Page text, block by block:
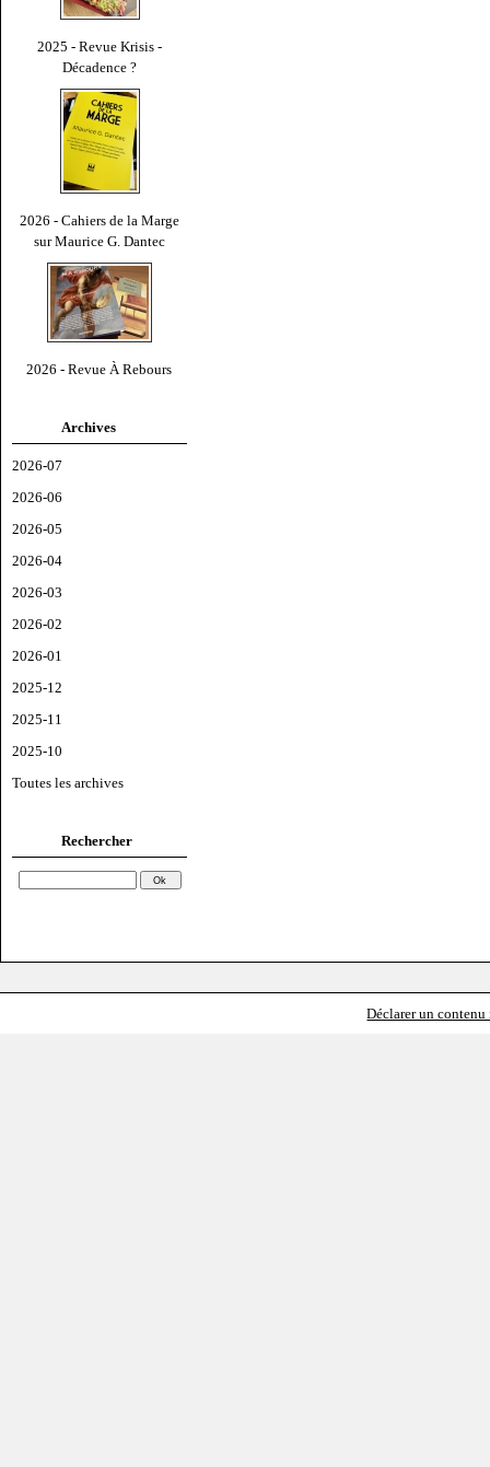
2025 - Revue Krisis -
Décadence ?
2026 - Cahiers de la Marge
sur Maurice G. Dantec
2026 - Revue À Rebours
Archives
2026-07
2026-06
2026-05
2026-04
2026-03
2026-02
2026-01
2025-12
2025-11
2025-10
Toutes les archives
Rechercher
Déclarer un